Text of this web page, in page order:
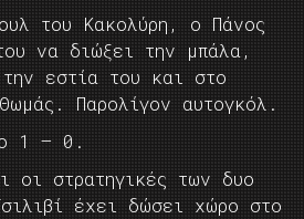
του Κακολύρη, ο Πάνος
να διώξει την μπάλα,
εστία του και στο
Παρολίγον αυτογκόλ.
1 – 0.
οι στρατηγικές των δυο
έχει δώσει χώρο στο